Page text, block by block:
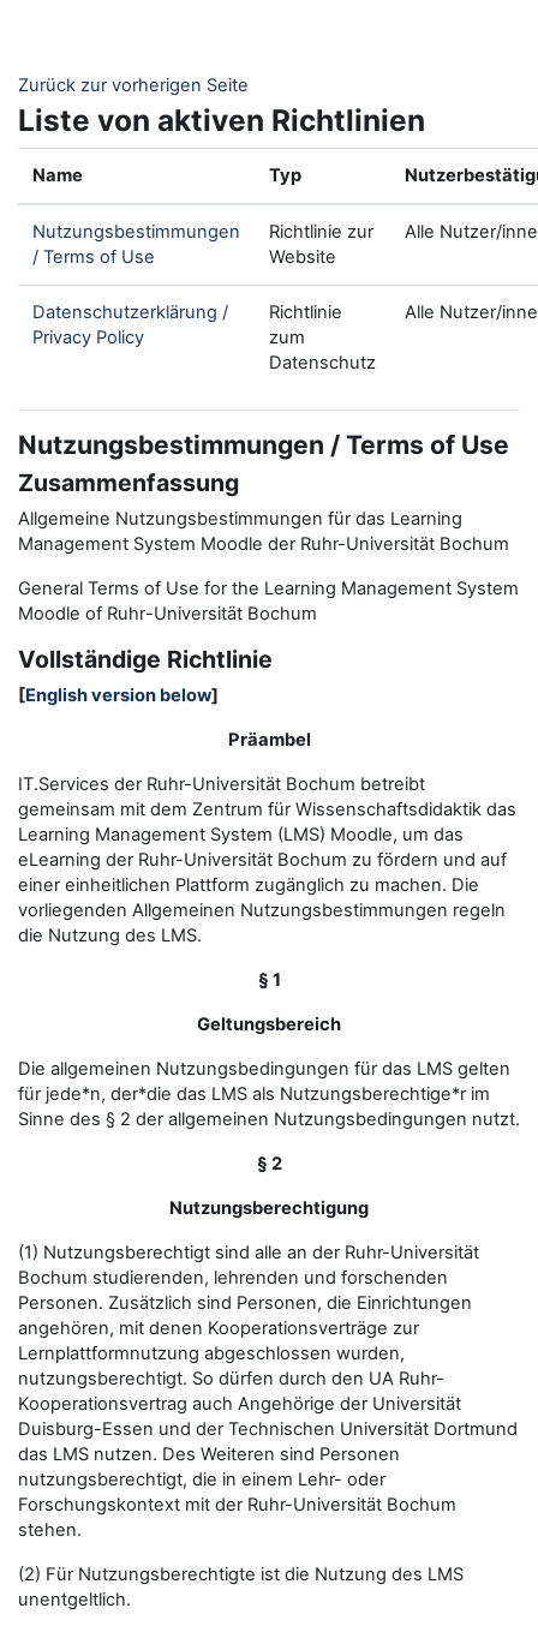
Zurück zur vorherigen Seite
Liste von aktiven Richtlinien
Name Typ
Nutzungsbestimmungen
/ Terms of Use
Richtlinie zur
Website
Alle Nutzer/
Datenschutzerklärung /
Privacy Policy
Richtlinie
zum
Datenschutz
Alle Nutzer/
Nutzungsbestimmungen / Terms of Use
Zusammenfassung
Allgemeine Nutzungsbestimmungen für das Learning
Management System Moodle der Ruhr-Universität Bochum
General Terms of Use for the Learning Management System
Moodle of Ruhr-Universität Bochum
Vollständige Richtlinie
[English version below]
Präambel
IT.Services der Ruhr-Universität Bochum betreibt
gemeinsam mit dem Zentrum für Wissenschaftsdidaktik das
Learning Management System (LMS) Moodle, um das
eLearning der Ruhr-Universität Bochum zu fördern und auf
einer einheitlichen Plattform zugänglich zu machen. Die
vorliegenden Allgemeinen Nutzungsbestimmungen regeln
die Nutzung des LMS.
§ 1
Geltungsbereich
Die allgemeinen Nutzungsbedingungen für das LMS gelten
für jede*n, der*die das LMS als Nutzungsberechtige*r im
Sinne des § 2 der allgemeinen Nutzungsbedingungen nutzt.
§ 2
Nutzungsberechtigung
(1) Nutzungsberechtigt sind alle an der Ruhr-Universität
Bochum studierenden, lehrenden und forschenden
Personen. Zusätzlich sind Personen, die Einrichtungen
angehören, mit denen Kooperationsverträge zur
Lernplattformnutzung abgeschlossen wurden,
nutzungsberechtigt. So dürfen durch den UA Ruhr-
Kooperationsvertrag auch Angehörige der Universität
Duisburg-Essen und der Technischen Universität Dortmund
das LMS nutzen. Des Weiteren sind Personen
nutzungsberechtigt, die in einem Lehr- oder
Forschungskontext mit der Ruhr-Universität Bochum
stehen.
(2) Für Nutzungsberechtigte ist die Nutzung des LMS
unentgeltlich.